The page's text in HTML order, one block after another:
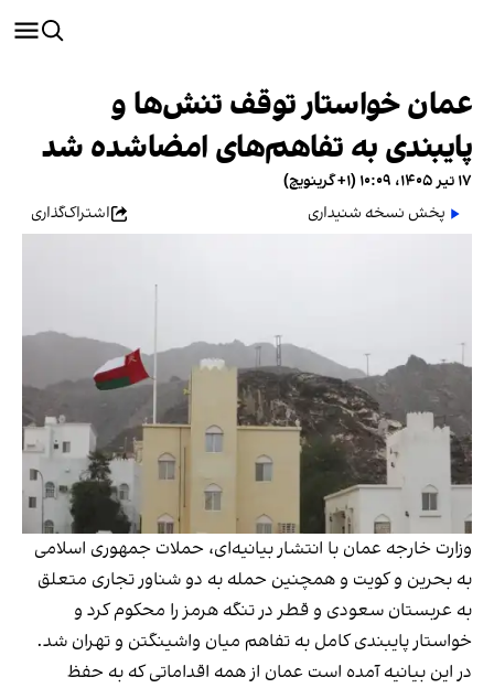
عمان خواستار توقف تنش‌ها و
پایبندی به تفاهم‌های امضاشده شد
۱۷ تیر ۱۴۰۵، ۱۰:۰۹ (‎+۱ گرینویچ)
پخش نسخه شنیداری
اشتراک‌گذاری
وزارت خارجه عمان با انتشار بیانیه‌ای، حملات جمهوری اسلامی
به بحرین و کویت و همچنین حمله به دو شناور تجاری متعلق
به عربستان سعودی و قطر در تنگه هرمز را محکوم کرد و
خواستار پایبندی کامل به تفاهم‌ میان واشینگتن و تهران شد.
در این بیانیه آمده است عمان از همه اقداماتی که به حفظ